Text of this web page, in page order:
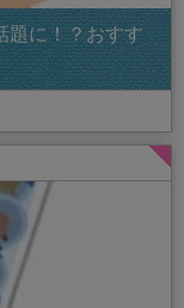
題に！？おすす